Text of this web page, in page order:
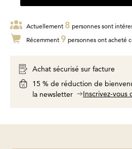
Actuellement 8 personnes sont
Récemment 9 personnes ont acheté
Achat sécurisé sur facture
15 % de réduction de
la newsletter
Inscrivez-vous